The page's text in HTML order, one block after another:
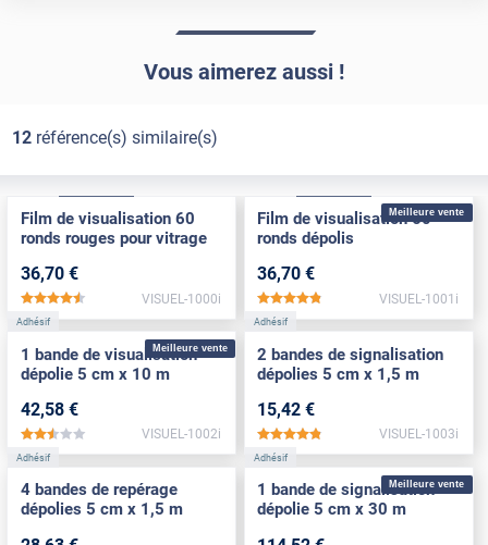
Vous aimerez aussi !
12référence(s) similaire(s)
Film de visualisation 60
ronds rouges pour vitrage
36,70 €
***** VISUEL-1000i
Meilleure vente
Film de visualisation 60
ronds dépolis
36,70 €
***** VISUEL-1001i
Meilleure vente
Adhésif
1 bande de visualisation
dépolie 5 cm x 10 m
42,58 €
***** VISUEL-1002i
Adhésif
2 bandes de signalisation
dépolies 5 cm x 1,5 m
15,42 €
***** VISUEL-1003i
Adhésif
4 bandes de repérage
dépolies 5 cm x 1,5 m
Meilleure vente
Adhésif
1 bande de signalisation
dépolie 5 cm x 30 m